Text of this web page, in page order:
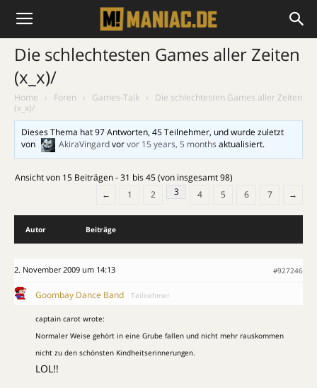
Die schlechtesten Games aller Zeiten
(x_x)/
Home › Foren › Games-Talk ›
Die schlechtesten Games aller Zeiten
(x_x)/
Dieses Thema hat 97 Antworten, 45 Teilnehmer, und wurde zuletzt
von
AkiraVingardvorvor 15 years, 5 months aktualisiert.
Ansicht von 15 Beiträgen - 31 bis 45 (von insgesamt 98)
←
1 2 3 4 5 6 7 →
Autor Beiträge
2. November 2009 um 14:13 #927246
Goombay Dance Band Teilnehmer
captain carot wrote:
Normaler Weise gehört in eine Grube fallen und nicht mehr rauskommen
nicht zu den schönsten Kindheitserinnerungen.
LOL!!